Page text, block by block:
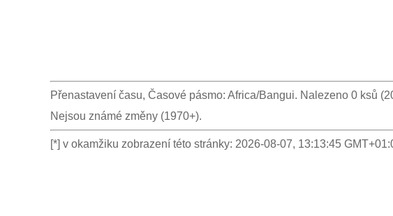
Přenastavení času, Časové pásmo: Africa/Bangui. Nalezeno 0 ksů
Nejsou známé změny (1970+).
[*] v okamžiku zobrazení této stránky: 2026-08-07, 13:13:45